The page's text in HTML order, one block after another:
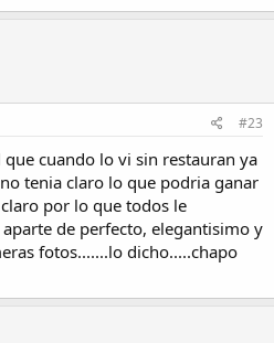
#23
cuando lo vi sin restauran ya
tenia claro lo que podria ganar
por lo que todos le
de perfecto, elegantisimo y
fotos.......lo dicho.....chapo